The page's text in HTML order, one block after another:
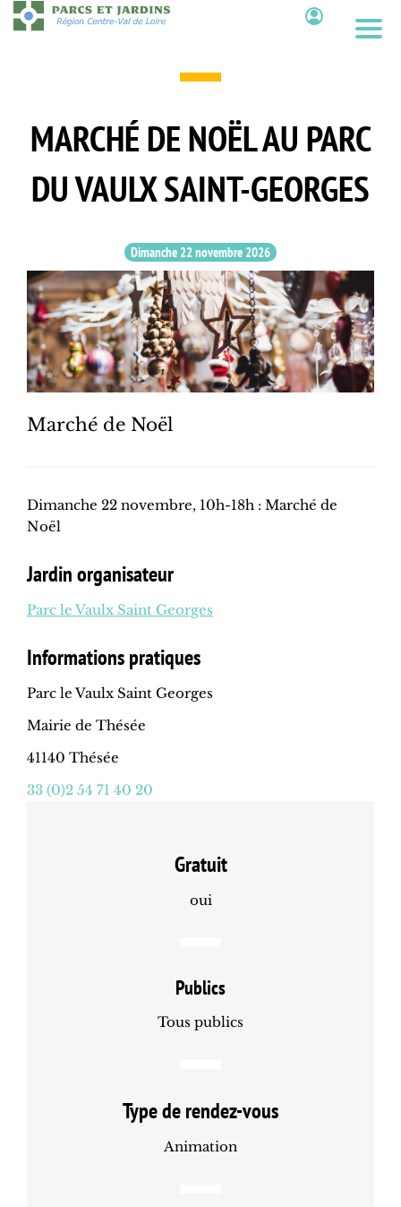
Aller
au
MARCHÉ DE NOËL AU PARC
DU VAULX SAINT-GEORGES
Dimanche 22 novembre 2026
Marché de Noël
Dimanche 22 novembre, 10h-18h : Marché de
Noël
Jardin organisateur
Parc le Vaulx Saint Georges
Informations pratiques
Parc le Vaulx Saint Georges
Mairie de Thésée
41140 Thésée
33 (0)2 54 71 40 20
Gratuit
oui
Publics
Tous publics
Type de rendez-vous
Animation